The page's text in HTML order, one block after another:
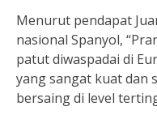
Menurut pendapat
nasional Spanyol,
patut diwaspadai di
yang sangat kuat dan
bersaing di level